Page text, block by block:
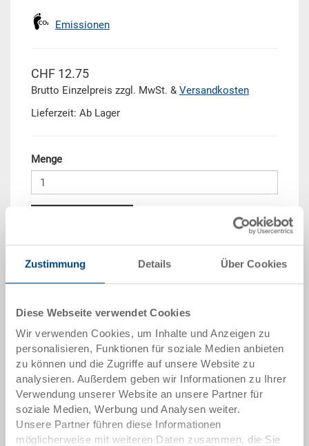
Zustimmung Details Über Cookies
Diese Webseite verwendet Cookies
Wir verwenden Cookies, um Inhalte und Anzeigen zu
personalisieren, Funktionen für soziale Medien anbieten
zu können und die Zugriffe auf unsere Website zu
analysieren. Außerdem geben wir Informationen zu Ihrer
Verwendung unserer Website an unsere Partner für
soziale Medien, Werbung und Analysen weiter.
Unsere Partner führen diese Informationen
möglicherweise mit weiteren Daten zusammen, die Sie
Emissionen
CHF 12.75
Brutto Einzelpreis zzgl. MwSt. & Versandkosten
Lieferzeit: Ab Lager
Menge
Mengenstaffel
ab 10 Stück CHF 11.50
ab 50 Stück CHF 10.45
ab 100 Stück CHF 9.55
ab 250 Stück CHF 8.30
Mengenstaffeln entsprechen Verpackungseinheiten.
Artikeldaten